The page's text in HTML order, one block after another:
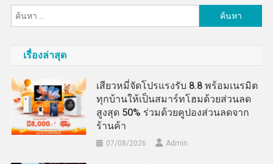
สำหรับ:
เรื่องล่าสุด
เสียวหมี่จัดโปรแรงรับ 8.8 พร้อมเนรมิต
ทุกบ้านให้เป็นสมาร์ทโฮมด้วยส่วนลด
สูงสุด 50% ร่วมด้วยคูปองส่วนลดจาก
ร้านค้า
07/08/2026 Admin